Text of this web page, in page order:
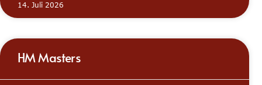
14. Juli 2026
HM Masters